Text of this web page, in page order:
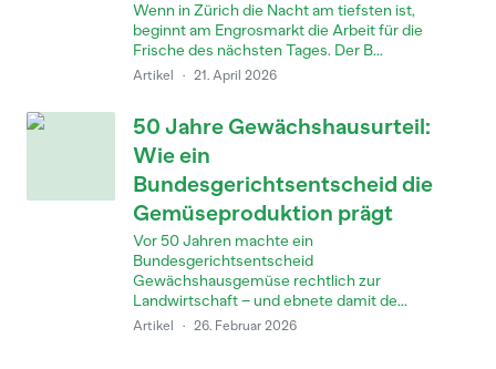
Wenn in Zürich die Nacht am tiefsten ist,
beginnt am Engrosmarkt die Arbeit für die
Frische des nächsten Tages. Der B...
Artikel · 21. April 2026
50 Jahre Gewächshausurteil:
Wie ein
Bundesgerichtsentscheid die
Gemüseproduktion prägt
Vor 50 Jahren machte ein
Bundesgerichtsentscheid
Gewächshausgemüse rechtlich zur
Landwirtschaft – und ebnete damit de...
Artikel · 26. Februar 2026